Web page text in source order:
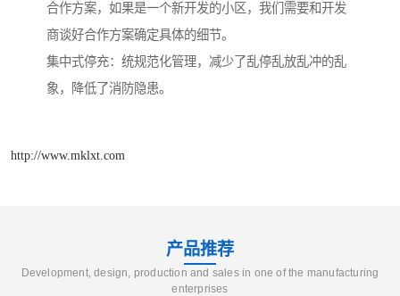
合作方案，如果是一个新开发的小区，我们需要和开发
商谈好合作方案确定具体的细节。
集中式停充：统规范化管理，减少了乱停乱放乱冲的乱
象，降低了消防隐患。
http://www.mklxt.com
产品推荐
Development, design, production and sales in one of the manufacturing
enterprises